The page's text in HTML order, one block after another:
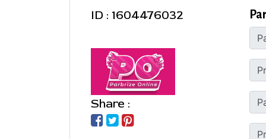
ID : 1604476032
Share :